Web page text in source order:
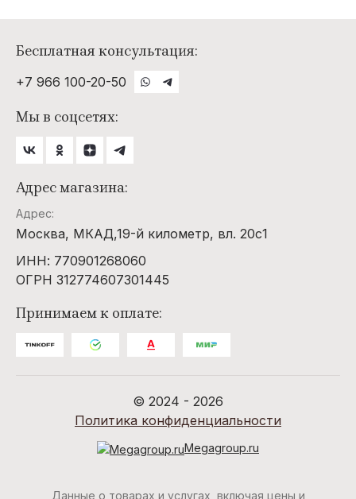
Бесплатная консультация:
+7 966 100-20-50
Мы в соцсетях:
Адрес магазина:
Адрес:
Москва, МКАД,19-й километр, вл. 20с1
ИНН: 770901268060
ОГРН 312774607301445
Принимаем к оплате:
© 2024 - 2026
Политика конфиденциальности
Megagroup.ru
Данные о товарах и услугах, включая цены и